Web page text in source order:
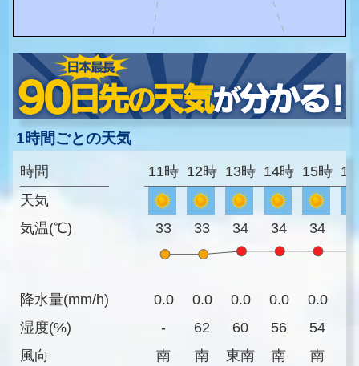
1時間ごとの天気
時間
天気
気温(℃)
降水量(mm/h)
湿度(%)
風向
11時 12時 13時 14時 15時
33 33 34 34 34
0.0 0.0 0.0 0.0 0.0
-
62 60 56 54
南
南 東南 南 南